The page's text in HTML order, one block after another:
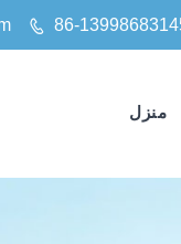
 86-
منزل